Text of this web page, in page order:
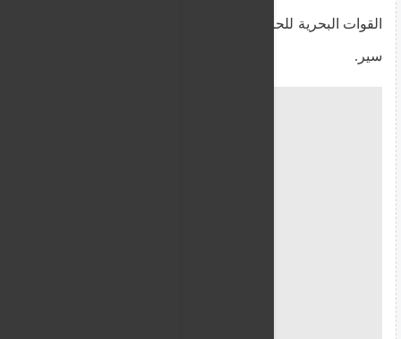
القوات البحرية للحرس الثوري لقي مصرعه في حادث
سير.